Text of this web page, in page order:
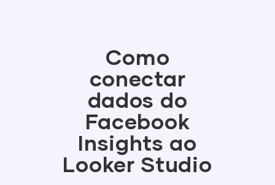
Como
conectar
dados do
Facebook
Insights ao
Looker Studio